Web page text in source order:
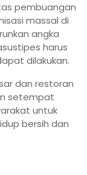
pembuangan
massal di
angka
harus
dilakukan.
dan restoran
setempat
untuk
bersih dan